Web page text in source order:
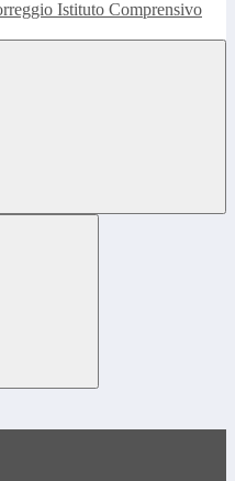
Istituto Comprensivo